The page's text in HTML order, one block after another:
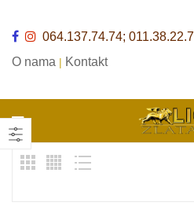
064.137.74.74;
O nama | Kontakt